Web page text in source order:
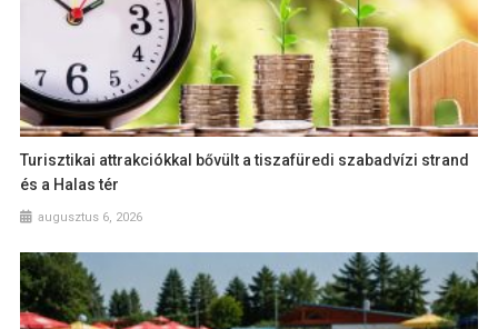
Turisztikai attrakciókkal bővült a tiszafüredi szabadvízi strand
és a Halas tér
augusztus 6, 2026